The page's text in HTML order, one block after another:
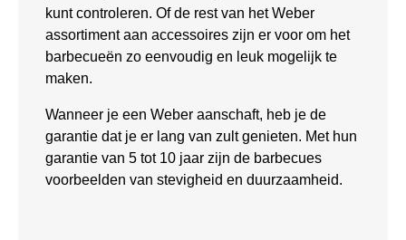
kunt controleren. Of de rest van het Weber
assortiment aan accessoires zijn er voor om het
barbecueën zo eenvoudig en leuk mogelijk te
maken.
Wanneer je een Weber aanschaft, heb je de
garantie dat je er lang van zult genieten. Met hun
garantie van 5 tot 10 jaar zijn de barbecues
voorbeelden van stevigheid en duurzaamheid.